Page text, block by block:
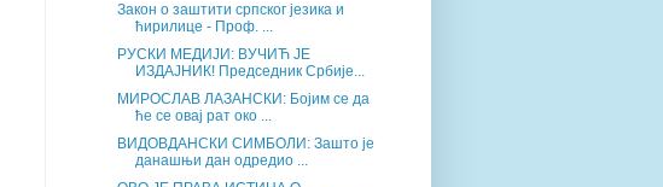
Закон о заштити српског језика и
ћирилице - Проф. ...
РУСКИ МЕДИЈИ: ВУЧИЋ ЈЕ
ИЗДАЈНИК! Председник Србије...
МИРОСЛАВ ЛАЗАНСКИ: Бојим се да
ће се овај рат око ...
ВИДОВДАНСКИ СИМБОЛИ: Зашто је
данашњи дан одредио ...